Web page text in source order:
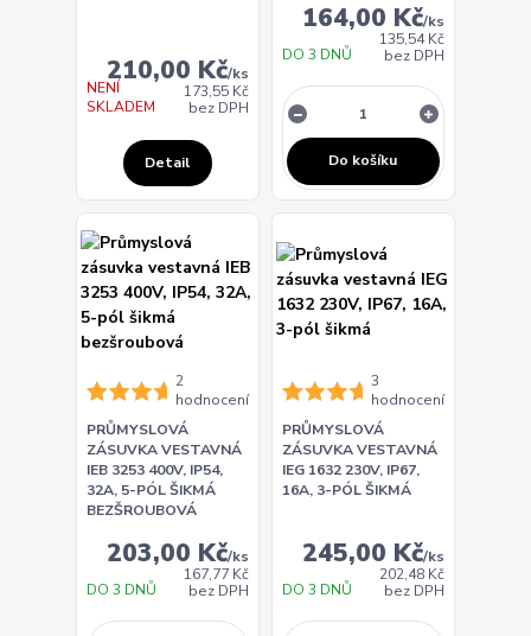
210,00 Kč/ks
173,55 Kč
bez DPH
NENÍ
SKLADEM
Detail
164,00 Kč/ks
135,54 Kč
bez DPH
DO 3 DNŮ
Do košíku
2
hodnocení
PRŮMYSLOVÁ
ZÁSUVKA VESTAVNÁ
IEB 3253 400V, IP54,
32A, 5-PÓL ŠIKMÁ
BEZŠROUBOVÁ
203,00 Kč/ks
167,77 Kč
bez DPH
DO 3 DNŮ
3
hodnocení
PRŮMYSLOVÁ
ZÁSUVKA VESTAVNÁ
IEG 1632 230V, IP67,
16A, 3-PÓL ŠIKMÁ
245,00 Kč/ks
202,48 Kč
bez DPH
DO 3 DNŮ